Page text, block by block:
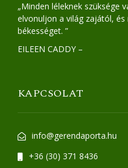
„Minden léleknek szüksége
elvonuljon a világ zajától,
békességet. ”
EILEEN CADDY –
KAPCSOLAT
info@gerendaporta.hu
+36 (30) 371 8436